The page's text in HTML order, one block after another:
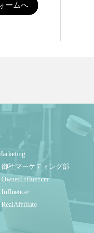
ームへ
御社マーケティング部
RealAffiliate